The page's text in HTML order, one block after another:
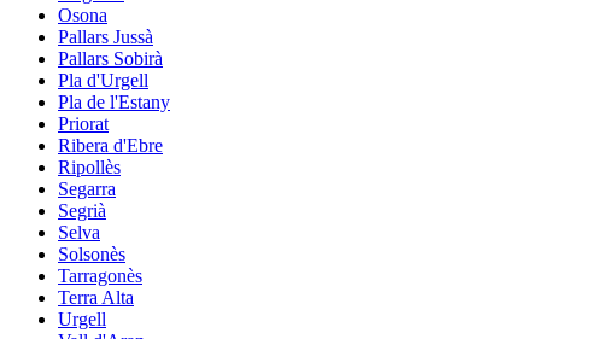
Osona
Pallars Jussà
Pallars Sobirà
Pla d'Urgell
Pla de l'Estany
Priorat
Ribera d'Ebre
Ripollès
Segarra
Segrià
Selva
Solsonès
Tarragonès
Terra Alta
Urgell